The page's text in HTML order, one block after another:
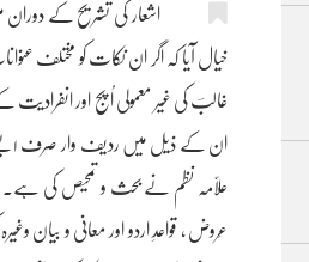
اشعار کی تشریح کے دوران
خیال آیا کہ اگر ان نکات کو مختلف
غالبؔ کی غیر معمولی اُپج اور
علاّمہ نظم نے بحث و تمحیص کی ہے۔
عَروض ، قواعدِ اردو اور معانی و بیان